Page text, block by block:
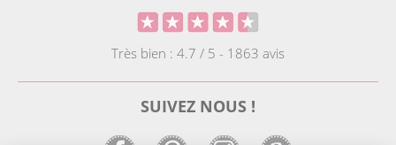
Très bien : 4.7 / 5 - 1863 avis
SUIVEZ NOUS !